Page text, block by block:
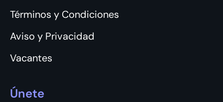
Términos y Condiciones
Aviso y Privacidad
Vacantes
Únete